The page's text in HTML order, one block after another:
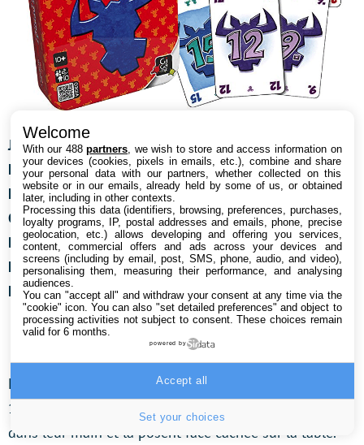
Joueurs :2 à 10
Mode de jeu :Versus
Mécanique:Gestion de main
Complexité :à partir de 10 ans
Durée :30 minutes
Editeur :Gigamic
Extension :L’extension vachement bien
6 qui prend > 13,90 € chez Ludum.fr
Le jeu est composé de 104 cartes numérotées de 1 à
104. Simultanément, les joueurs choisissent une carte
dans leur main et la posent face cachée sur la table.
Welcome
With our 488partners , we wish to store and access information on
your devices (cookies, pixels in emails, etc.), combine and share
your personal data with our partners, whether collected on this
website or in our emails, already held by some of us, or obtained
later, including in other contexts.
Processing this data (identifiers, browsing, preferences, purchases,
loyalty programs, IP, postal addresses and emails, phone, precise
geolocation, etc.) allows developing and offering you services,
content, commercial offers and ads across your devices and
screens (including by email, post, SMS, phone, audio, and video),
personalising them, measuring their performance, and analysing
audiences.
You can "accept all" and withdraw your consent at any time via the
"cookie" icon. You can also "set detailed preferences" and object to
processing activities not subject to consent. These choices remain
valid for 6 months.
powered by
Set your choices
Accept all